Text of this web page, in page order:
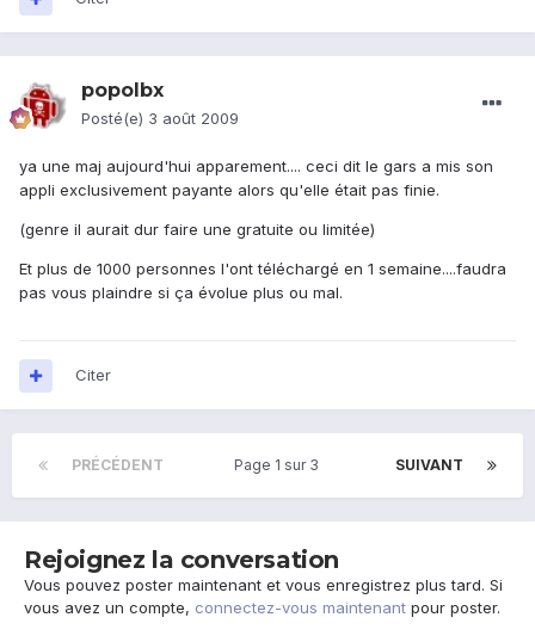
popolbx
Posté(e) 3 août 2009
ya une maj aujourd'hui apparement.... ceci dit le gars a mis son
appli exclusivement payante alors qu'elle était pas finie.
(genre il aurait dur faire une gratuite ou limitée)
Et plus de 1000 personnes l'ont téléchargé en 1 semaine....faudra
pas vous plaindre si ça évolue plus ou mal.
Citer
PRÉCÉDENT SUIVANT
Page 1 sur 3
Rejoignez la conversation
Vous pouvez poster maintenant et vous enregistrez plus tard. Si
vous avez un compte, connectez-vous maintenant pour poster.